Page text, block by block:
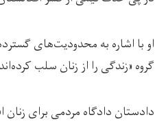
او با اشاره به محدودیت‌های
گروه «زندگی را از زنان سلب
دادستان دادگاه مردمی برای